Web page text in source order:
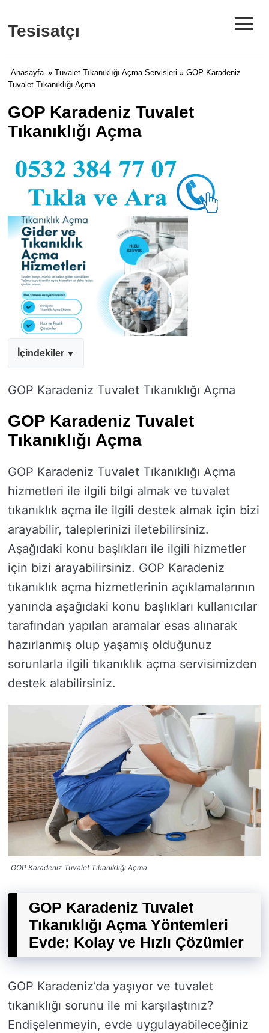
Tesisatçı ≡
Anasayfa » Tuvalet Tıkanıklığı Açma Servisleri » GOP Karadeniz
Tuvalet Tıkanıklığı Açma
GOP Karadeniz Tuvalet
Tıkanıklığı Açma
İçindekiler
GOP Karadeniz Tuvalet Tıkanıklığı Açma
GOP Karadeniz Tuvalet
Tıkanıklığı Açma
GOP Karadeniz Tuvalet Tıkanıklığı Açma
hizmetleri ile ilgili bilgi almak ve tuvalet
tıkanıklık açma ile ilgili destek almak için bizi
arayabilir, taleplerinizi iletebilirsiniz.
Aşağıdaki konu başlıkları ile ilgili hizmetler
için bizi arayabilirsiniz. GOP Karadeniz
tıkanıklık açma hizmetlerinin açıklamalarının
yanında aşağıdaki konu başlıkları kullanıcılar
tarafından yapılan aramalar esas alınarak
hazırlanmış olup yaşamış olduğunuz
sorunlarla ilgili tıkanıklık açma servisimizden
destek alabilirsiniz.
GOP Karadeniz Tuvalet Tıkanıklığı Açma
GOP Karadeniz Tuvalet
Tıkanıklığı Açma Yöntemleri
Evde: Kolay ve Hızlı Çözümler
GOP Karadeniz’da yaşıyor ve tuvalet
tıkanıklığı sorunu ile mi karşılaştınız?
Endişelenmeyin, evde uygulayabileceğiniz